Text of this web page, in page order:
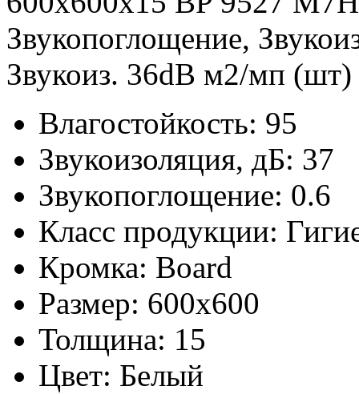
Звукопоглощение,
Звукоиз. 36dB м2/мп
Влагостойкость: 95
Звукоизоляция, дБ: 37
Звукопоглощение: 0.6
Класс продукции:
Кромка: Board
Размер: 600x600
Толщина: 15
Цвет: Белый